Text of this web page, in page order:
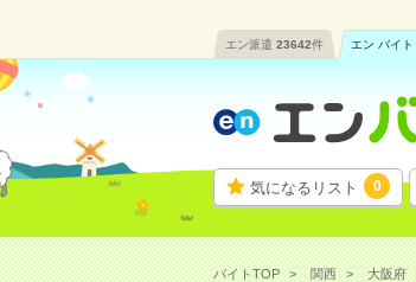
エン派遣 23642件 エン バイト
気になるリスト 0
バイトTOP 関西 大阪府